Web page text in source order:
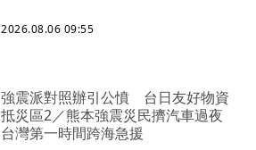
2026.08.06 09:55
強震派對照辦引公憤 台日友好物資
抵災區2／熊本強震災民擠汽車過夜
台灣第一時間跨海急援